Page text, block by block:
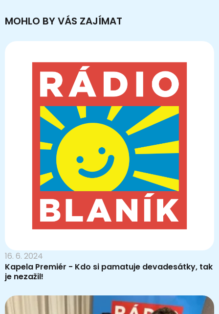
MOHLO BY VÁS ZAJÍMAT
16. 6. 2024
Kapela Premiér - Kdo si pamatuje devadesátky, tak
je nezažil!